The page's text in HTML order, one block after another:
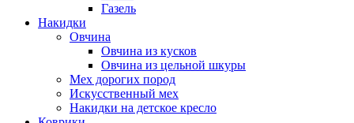
Газель
Накидки
Овчина
Овчина из кусков
Овчина из цельной шкуры
Мех дорогих пород
Искусственный мех
Накидки на детское кресло